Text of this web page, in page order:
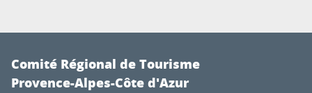
Comité Régional de Tourisme
Provence-Alpes-Côte d'Azur